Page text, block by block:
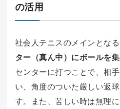
の活用
社会人テニスのメインとなる
ター（真ん中）にボールを集
センターに打つことで、相
い、角度のついた厳しい返
す。また、苦しい時は無理